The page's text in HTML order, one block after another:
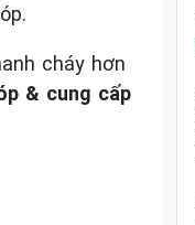
cháy hơn
& cung cấp